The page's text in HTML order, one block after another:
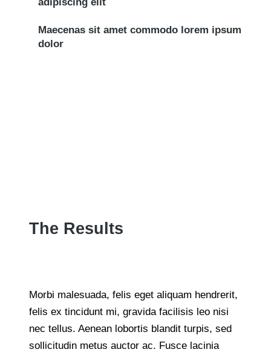
Maecenas sit amet commodo lorem ipsum
dolor
The Results
Morbi malesuada, felis eget aliquam hendrerit,
felis ex tincidunt mi, gravida facilisis leo nisi
nec tellus. Aenean lobortis blandit turpis, sed
sollicitudin metus auctor ac. Fusce lacinia